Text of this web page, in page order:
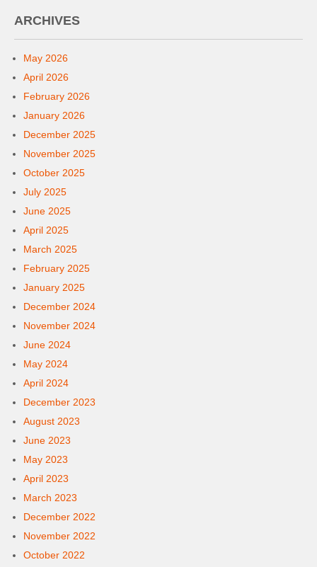
ARCHIVES
May 2026
April 2026
February 2026
January 2026
December 2025
November 2025
October 2025
July 2025
June 2025
April 2025
March 2025
February 2025
January 2025
December 2024
November 2024
June 2024
May 2024
April 2024
December 2023
August 2023
June 2023
May 2023
April 2023
March 2023
December 2022
November 2022
October 2022